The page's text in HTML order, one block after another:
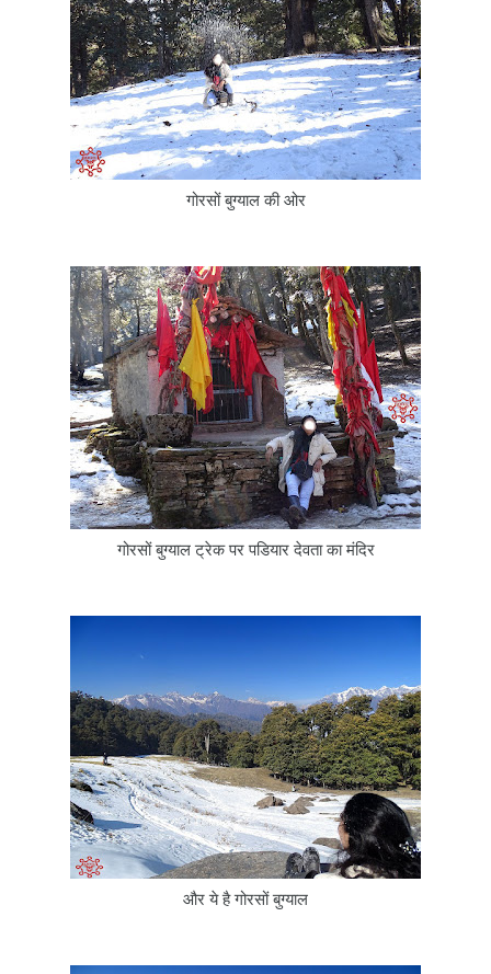
गोरसों बुग्याल की ओर
गोरसों बुग्याल ट्रेक पर पडियार देवता का मंदिर
और ये है गोरसों बुग्याल